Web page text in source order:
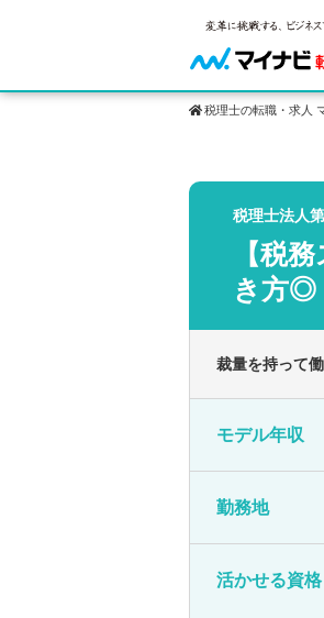
サービス紹介
転職お役立ち情
業界情報
求人情報
税理士の転職・求人
税理士法人
【税
き方◎
裁量を持って
モデル年収
勤務地
活かせる資格